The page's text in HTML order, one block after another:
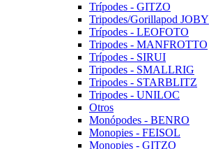
Trípodes - GITZO
Tripodes/Gorillapod JOBY
Trípodes - LEOFOTO
Tripodes - MANFROTTO
Trípodes - SIRUI
Tripodes - SMALLRIG
Tripodes - STARBLITZ
Tripodes - UNILOC
Otros
Monópodes - BENRO
Monopies - FEISOL
Monopies - GITZO